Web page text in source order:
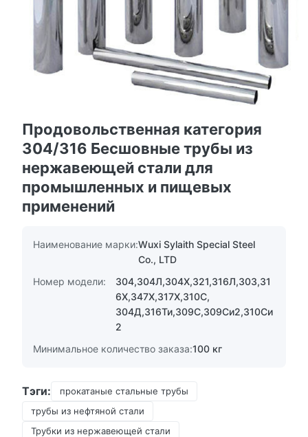
Продовольственная категория
304/316 Бесшовные трубы из
нержавеющей стали для
промышленных и пищевых
применений
Наименование марки:Wuxi Sylaith Special Steel
Co., LTD
Номер модели:
304,304Л,304Х,321,316Л,303,31
6Х,347Х,317Х,310С,
304Д,316Ти,309С,309Си2,310Си
2
Минимальное количество заказа:100 кг
Тэги:
прокатаные стальные трубы
трубы из нефтяной стали
Трубки из нержавеющей стали